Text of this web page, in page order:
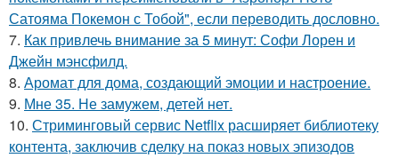
Сатояма Покемон с Тобой", если переводить дословно.
7. Как привлечь внимание за 5 минут: Софи Лорен и
Джейн мэнсфилд.
8. Аромат для дома, создающий эмоции и настроение.
9. Мне 35. Не замужем, детей нет.
10. Стриминговый сервис Netflix расширяет библиотеку
контента, заключив сделку на показ новых эпизодов